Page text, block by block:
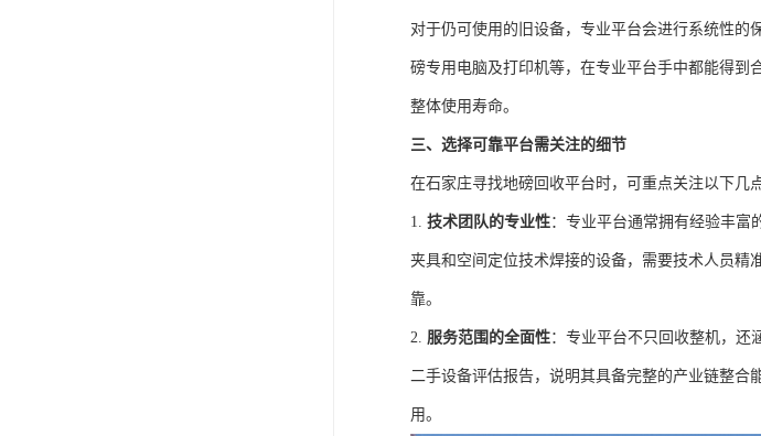
对于仍可使用的旧设备，专业平台会进行系统性
磅专用电脑及打印机等，在专业平台手中都能得到
整体使用寿命。
三、选择可靠平台需关注的细节
在石家庄寻找地磅回收平台时，可重点关注以下几点
1. 技术团队的专业性：专业平台通常拥有经验丰富
夹具和空间定位技术焊接的设备，需要技术人员精
靠。
2. 服务范围的全面性：专业平台不只回收整机，还
二手设备评估报告，说明其具备完整的产业链整合
用。